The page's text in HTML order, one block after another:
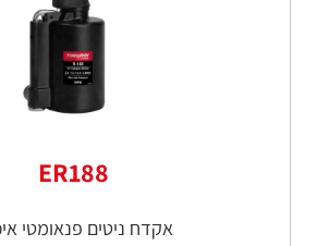
ER188
אקדח ניטים פנאומטי